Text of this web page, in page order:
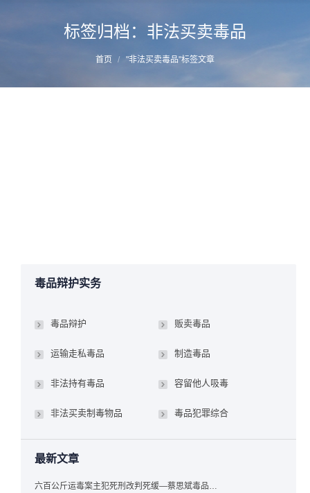
标签归档： 非法买卖毒品
首页 "非法买卖毒品"标签文章
毒品辩护实务
毒品辩护 贩卖毒品
运输走私毒品 制造毒品
非法持有毒品 容留他人吸毒
非法买卖制毒物品 毒品犯罪综合
最新文章
六百公斤运毒案主犯死刑改判死缓—蔡思斌毒品犯罪辩护成功案例